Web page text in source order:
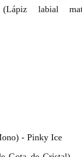
labial
- Pinky Ice